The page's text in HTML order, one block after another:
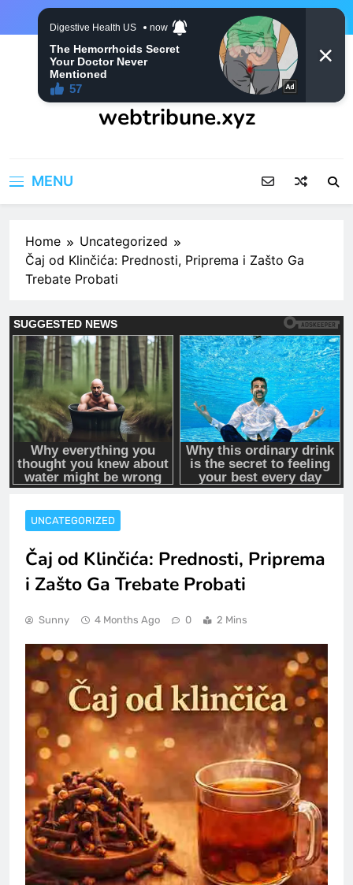
webtribune.xyz
MENU
Home
Uncategorized
Čaj od Klinčića: Prednosti, Priprema i Zašto Ga
Trebate Probati
UNCATEGORIZED
Čaj od Klinčića: Prednosti, Priprema
i Zašto Ga Trebate Probati
Sunny 4 Months Ago 0 2 Mins